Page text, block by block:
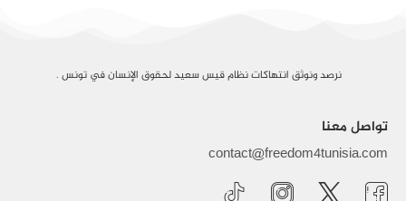
نرصد ونوثق انتهاكات نظام قيس سعيد لحقوق الإنسان في تونس .
تواصل معنا
contact@freedom4tunisia.com